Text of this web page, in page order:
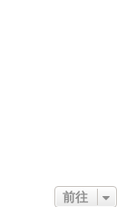
前往